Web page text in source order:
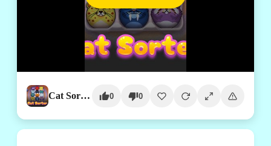
Cat Sorter Puzzle 0 0